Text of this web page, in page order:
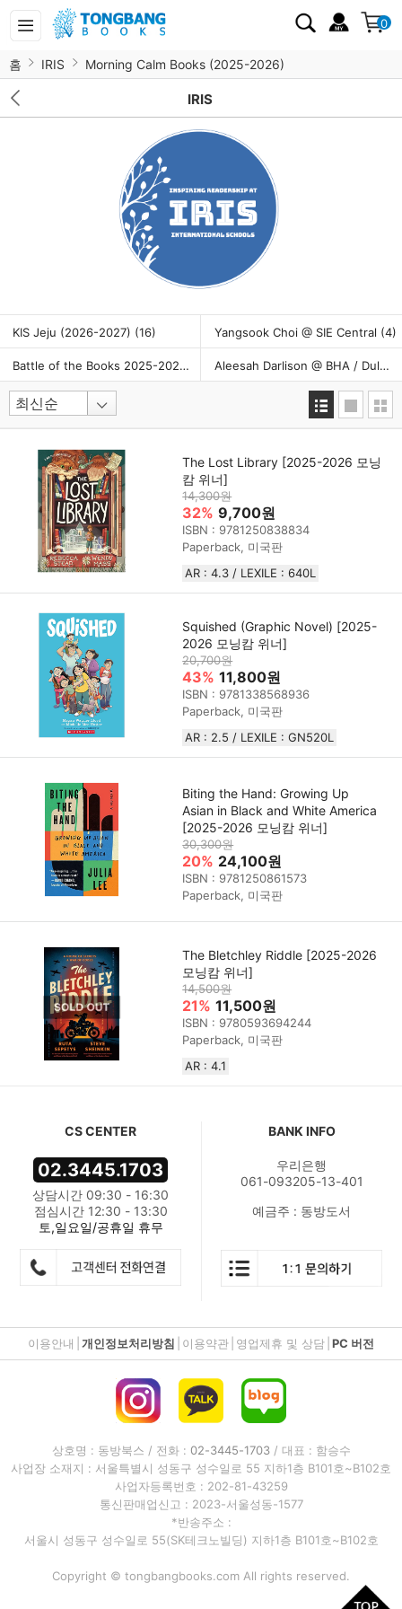
0
홈 IRIS Morning Calm Books (2025-2026)
IRIS
KIS Jeju (2026-2027) (16) Yangsook Choi @ SIE Central (4)
Battle of the Books 2025-2026 Aleesah Darlison @ BHA / Dulwich / Dwight / GSIS / SFS / SJAJ / WCA
The Lost Library [2025-2026 모닝
캄 위너]
14,300원
32% 9,700원
ISBN : 9781250838834
Paperback, 미국판
AR : 4.3 / LEXILE : 640L
Squished (Graphic Novel) [2025-
2026 모닝캄 위너]
20,700원
43% 11,800원
ISBN : 9781338568936
Paperback, 미국판
AR : 2.5 / LEXILE : GN520L
Biting the Hand: Growing Up
Asian in Black and White America
[2025-2026 모닝캄 위너]
30,300원
20% 24,100원
ISBN : 9781250861573
Paperback, 미국판
The Bletchley Riddle [2025-2026
모닝캄 위너]
14,500원
21% 11,500원
ISBN : 9780593694244
Paperback, 미국판
AR : 4.1
CS CENTER
02.3445.1703
상담시간 09:30 - 16:30
점심시간 12:30 - 13:30
토,일요일/공휴일 휴무
BANK INFO
우리은행
061-093205-13-401
예금주 : 동방도서
이용안내 개인정보처리방침 이용약관 영업제휴 및 상담 PC 버전
상호명 : 동방북스 / 전화 : 02-3445-1703/ 대표 : 함승수
사업장 소재지 : 서울특별시 성동구 성수일로 55 지하1층 B101호~B102호
사업자등록번호 : 202-81-43259
통신판매업신고 : 2023-서울성동-1577
*반송주소 :
서울시 성동구 성수일로 55(SK테크노빌딩) 지하1층 B101호~B102호
Copyright © tongbangbooks.com All rights reserved.